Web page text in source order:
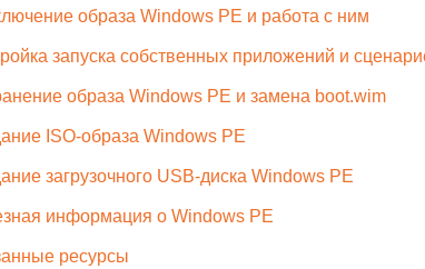
образа Windows PE и работа с ним
запуска собственных приложений и
образа Windows PE и замена boot.wim
ISO-образа Windows PE
загрузочного USB-диска Windows PE
информация о Windows PE
ресурсы